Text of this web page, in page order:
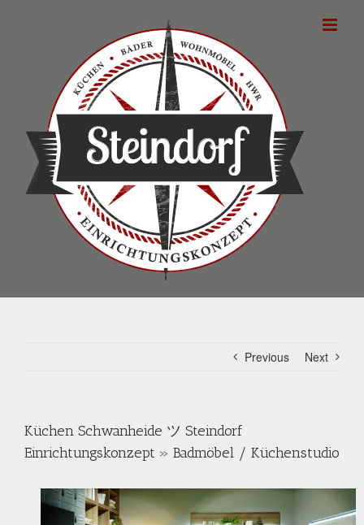
Previous Next
Küchen Schwanheide ツ Steindorf
Einrichtungskonzept » Badmöbel / Küchenstudio